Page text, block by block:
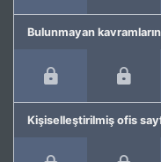
Bulunmayan
Kişiselleştirilmiş ofis